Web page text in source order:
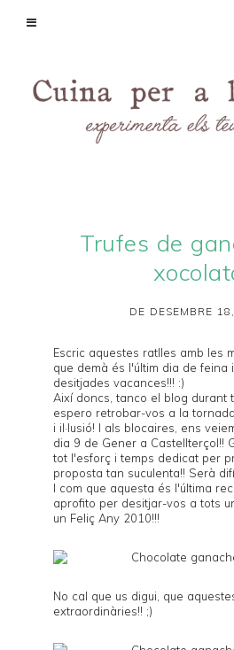
Trufes de
DE DESEMBRE
Escric aquestes ratlles amb les
que demà és l'últim dia de feina
desitjades vacances!!! :)
Així doncs, tanco el blog durant
espero retrobar-vos a la
i il·lusió! I als blocaires, ens
dia 9 de Gener a Castellterçol!!
tot l'esforç i temps dedicat per
proposta tan suculenta!! Serà
I com que aquesta és l'última
aprofito per desitjar-vos a tots
un Feliç Any 2010!!!
No cal que us digui, que
extraordinàries!! ;)